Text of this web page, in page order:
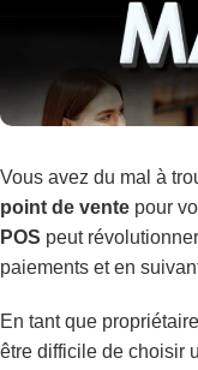
Vous avez du mal à
point de vente pour
POS peut
paiements et en
En tant que
être difficile de choisir